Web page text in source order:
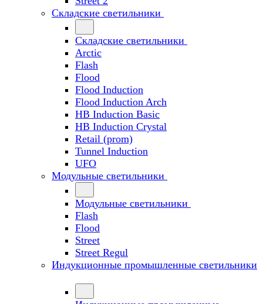
Складские светильники
Складские светильники
Arctic
Flash
Flood
Flood Induction
Flood Induction Arch
HB Induction Basic
HB Induction Crystal
Retail (prom)
Tunnel Induction
UFO
Модульные светильники
Модульные светильники
Flash
Flood
Street
Street Regul
Индукционные промышленные светильники